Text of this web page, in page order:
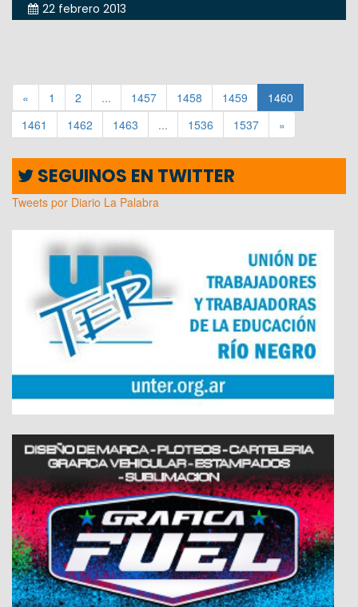
22 febrero 2013
« 1 2 ... 1457 1458 1459
1460
1461
1462 1463 ... 1536 1537 »
SEGUINOS EN TWITTER
Tweets por Diario La Palabra